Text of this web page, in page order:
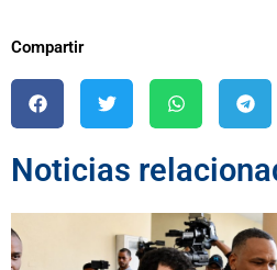
Compartir
Noticias